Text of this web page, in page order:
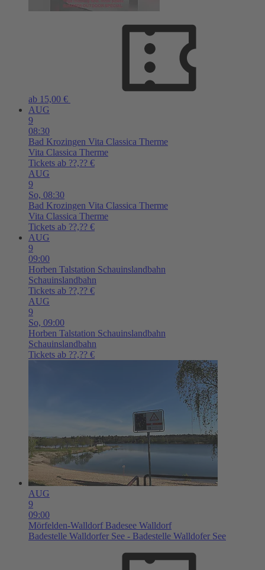
ab 15,00 €
AUG
9
08:30
Bad Krozingen Vita Classica Therme
Vita Classica Therme
Tickets ab ??,?? €
AUG
9
So, 08:30
Bad Krozingen Vita Classica Therme
Vita Classica Therme
Tickets ab ??,?? €
AUG
9
09:00
Horben Talstation Schauinslandbahn
Schauinslandbahn
Tickets ab ??,?? €
AUG
9
So, 09:00
Horben Talstation Schauinslandbahn
Schauinslandbahn
Tickets ab ??,?? €
AUG
9
09:00
Mörfelden-Walldorf Badesee Walldorf
Badestelle Walldorfer See - Badestelle Walldofer See